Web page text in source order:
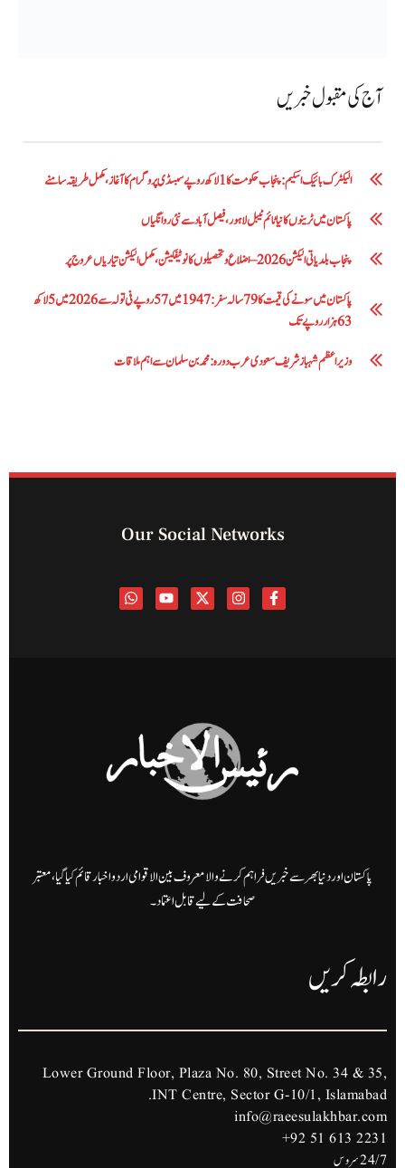
آج کی مقبول خبریں
الیکٹرک بائیک اسکیم: پنجاب حکومت کا1 لاکھ روپے سبسڈی پروگرام کا آغاز ،مکمل طریقہ سامنے
پاکستان میں ٹرینوں کا نیا ٹائم ٹیبل لاہور، فیصل آباد سے نئی روانگیاں
پنجاب بلدیاتی الیکشن 2026 – اضلاع و تحصیلوں کا نوٹیفکیشن، مکمل الیکشن تیاریاں عروج پر
پاکستان میں سونے کی قیمت کا 79 سالہ سفر: 1947 میں 57 روپے فی تولہ سے 2026 میں 5 لاکھ
63 ہزار روپے تک
وزیراعظم شہباز شریف سعودی عرب دورہ: محمد بن سلمان سے اہم ملاقات
Our Social Networks
پاکستان اور دنیا بھر سے خبریں فراہم کرنے والا معروف بین الاقوامی اردو اخبار قائم کیا گیا، معتبر
صحافت کے لیے قابل اعتماد۔
رابطہ کریں
Lower Ground Floor, Plaza No. 80, Street No. 34 & 35,
INT Centre, Sector G-10/1, Islamabad.
info@raeesulakhbar.com
+92 51 613 2231
24/7 سروس